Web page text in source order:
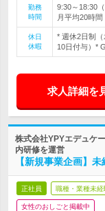
勤務
時間
9:30～18:30
月平均20時間
休日
休暇
* 週休2日制
10日付与）*
求人詳細を
株式会社YPYエデュケ
内研修を運営
【新規事業企画】
正社員 職種・業種未経
女性のおしごと掲載中